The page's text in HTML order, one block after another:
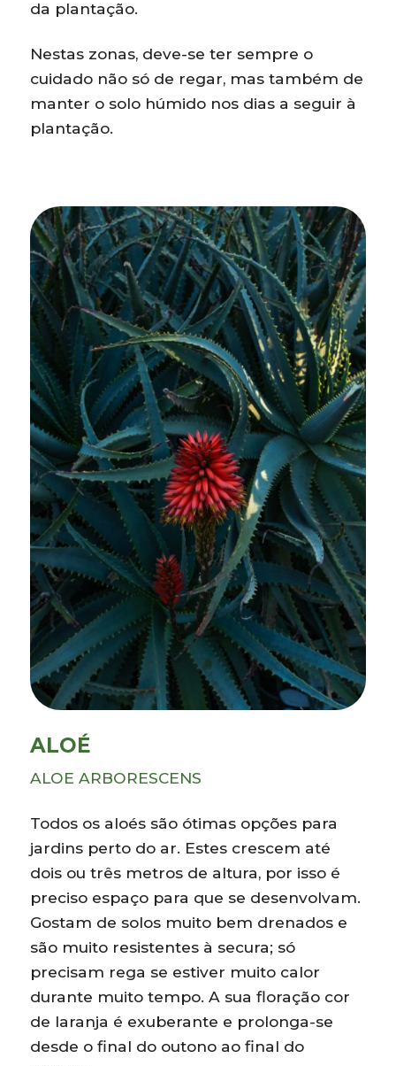
da plantação.
Nestas zonas, deve-se ter sempre o
cuidado não só de regar, mas também de
manter o solo húmido nos dias a seguir à
plantação.
ALOÉ
ALOE ARBORESCENS
Todos os aloés são ótimas opções para
jardins perto do ar. Estes crescem até
dois ou três metros de altura, por isso é
preciso espaço para que se desenvolvam.
Gostam de solos muito bem drenados e
são muito resistentes à secura; só
precisam rega se estiver muito calor
durante muito tempo. A sua floração cor
de laranja é exuberante e prolonga-se
desde o final do outono ao final do